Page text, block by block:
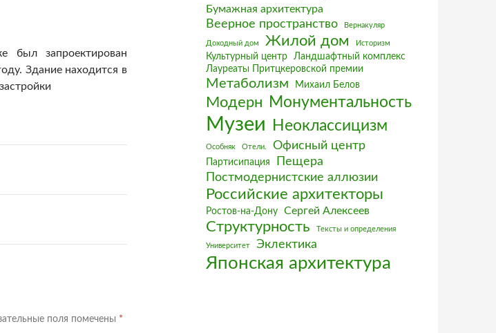
был запроектирован
Здание находится в
поля помечены *
Бумажная архитектура
Веерное пространство Вернакуляр
Доходный дом Жилой дом Историзм
Культурный центр
Ландшафтный комплекс
Лауреаты Притцкеровской премии
Метаболизм Михаил Белов
Модерн Монументальность
Музеи Неоклассицизм
Особняк Отели. Офисный центр
Партисипация
Пещера
Постмодернистские аллюзии
Российские архитекторы
Ростов-на-Дону Сергей Алексеев
Структурность Тексты и определения
Университет Эклектика
Японская архитектура